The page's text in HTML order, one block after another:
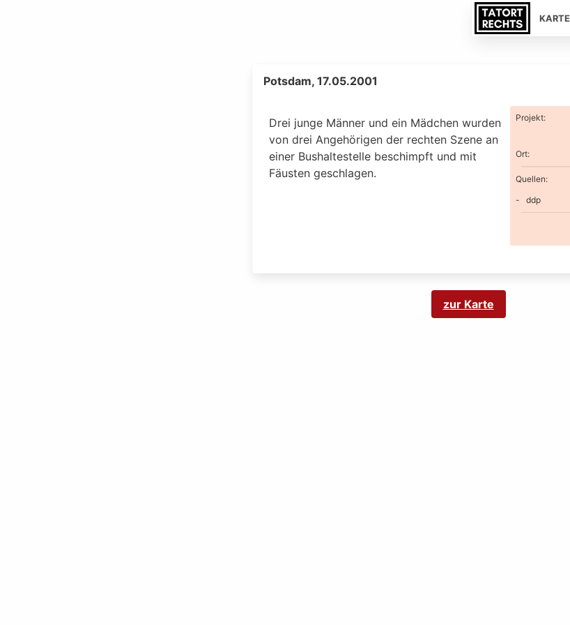
KARTE
Potsdam, 17.05.2001
Drei junge Männer und ein Mädchen wurden
von drei Angehörigen der rechten Szene an
einer Bushaltestelle beschimpft und mit
Fäusten geschlagen.
Projekt:
Ort:
Quellen:
ddp
zur Karte